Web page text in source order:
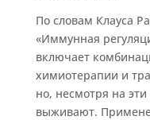
По словам Клауса
«Иммунная
включает
химиотерапии и
но, несмотря на
выживают.